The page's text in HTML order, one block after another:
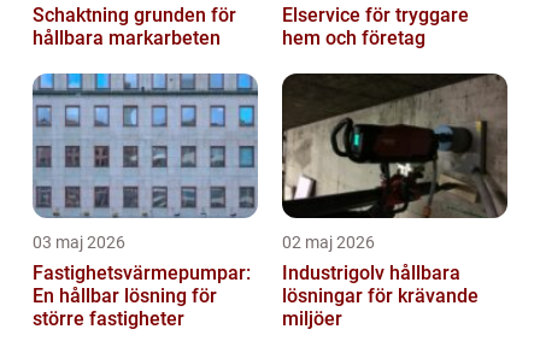
Schaktning grunden för
hållbara markarbeten
Elservice för tryggare
hem och företag
03 maj 2026
Fastighetsvärmepumpar:
En hållbar lösning för
större fastigheter
02 maj 2026
Industrigolv hållbara
lösningar för krävande
miljöer